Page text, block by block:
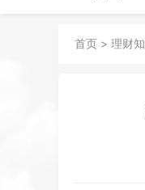
首页 > 理财